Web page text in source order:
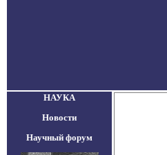
НАУКА
Новости
Научный форум